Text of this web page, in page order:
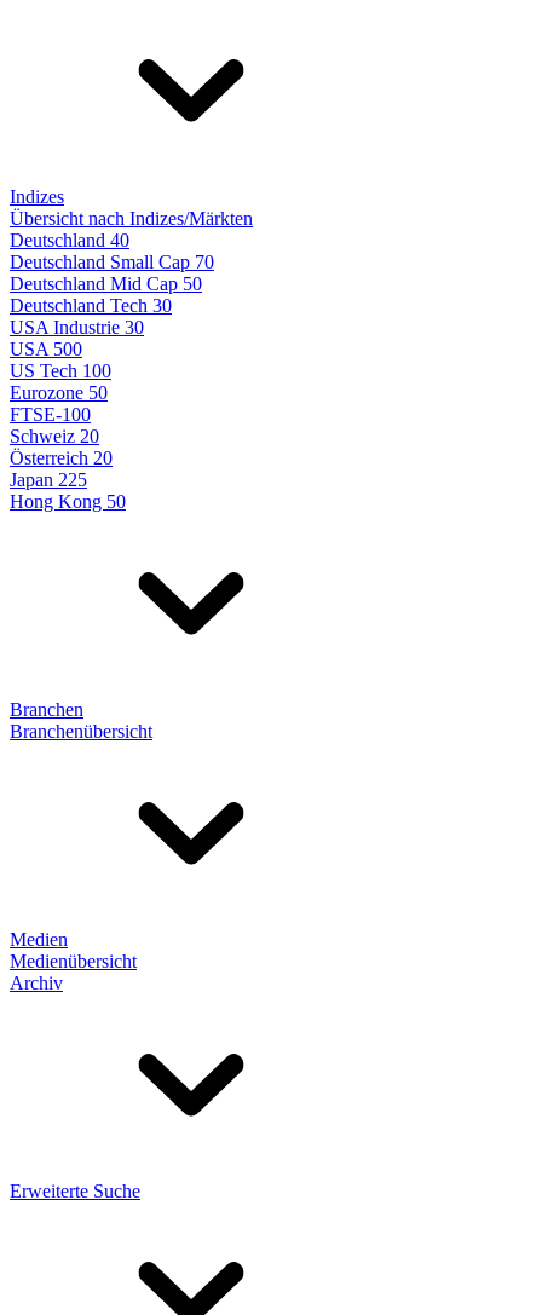
Indizes
Übersicht nach Indizes/Märkten
Deutschland 40
Deutschland Small Cap 70
Deutschland Mid Cap 50
Deutschland Tech 30
USA Industrie 30
USA 500
US Tech 100
Eurozone 50
FTSE-100
Schweiz 20
Österreich 20
Japan 225
Hong Kong 50
Branchen
Branchenübersicht
Medien
Medienübersicht
Archiv
Erweiterte Suche